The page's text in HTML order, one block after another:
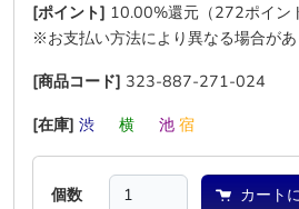
[ポイント] 10.00%還元（272ポイン
※お支払い方法により異なる場合があ
[商品コード] 323-887-271-024
[在庫] 渋 横 池 宿
個数 カート